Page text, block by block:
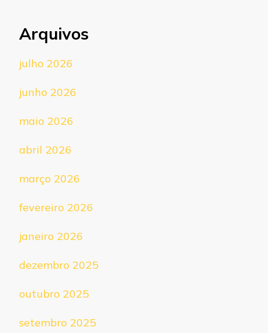
Arquivos
julho 2026
junho 2026
maio 2026
abril 2026
março 2026
fevereiro 2026
janeiro 2026
dezembro 2025
outubro 2025
setembro 2025